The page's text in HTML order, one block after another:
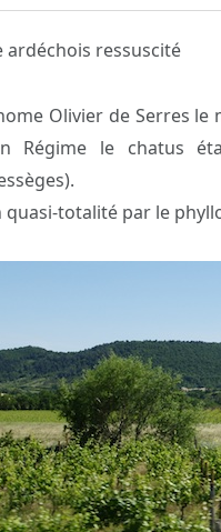
ardéchois ressuscité
Olivier de Serres le
Régime le chatus
totalité par le